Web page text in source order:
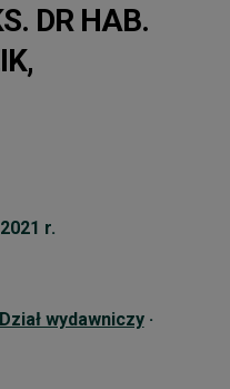
DR HAB.
r.
Dział wydawniczy·